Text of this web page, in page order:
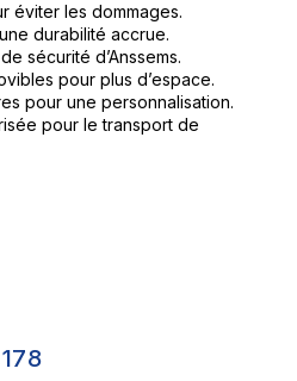
éviter les dommages.
durabilité accrue.
sécurité d’Anssems.
pour plus d’espace.
pour une personnalisation.
pour le transport de